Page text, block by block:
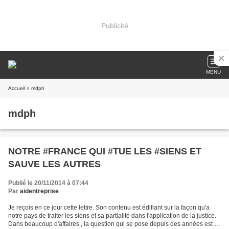
Publicité
MENU
Accueil » mdph
mdph
NOTRE #FRANCE QUI #TUE LES #SIENS ET
SAUVE LES AUTRES
Publié le 20/11/2014 à 07:44
Par aidentreprise
Je reçois en ce jour cette lettre. Son contenu est édifiant sur la façon qu'a
notre pays de traiter les siens et sa partialité dans l'application de la justice.
Dans beaucoup d'affaires , la question qui se pose depuis des années est :